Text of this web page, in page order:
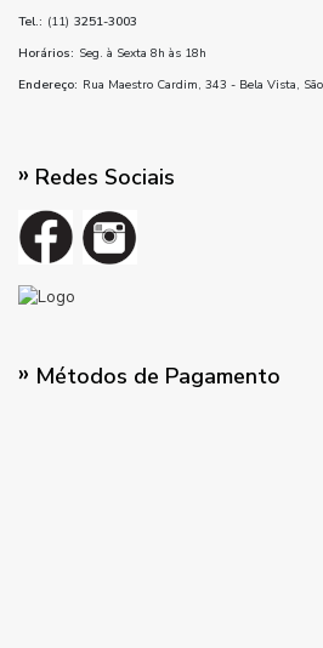
Tel.: (11) 3251-3003
Horários: Seg. à Sexta 8h às 18h
Endereço: Rua Maestro Cardim, 343 - Bela Vista,
Redes Sociais
Métodos de Pagamento